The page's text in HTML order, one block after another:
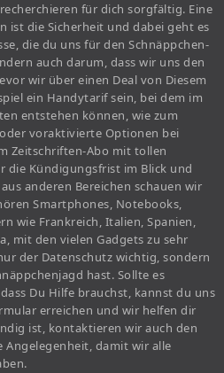
für dich sorgfältig. Eine
ist die Sicherheit und dabei geht es
die du uns für den Schnäppchen-
auch darum, dass wir uns den
wir über einen Deal von Diesem
ein Handytarif sein, bei dem im
entstehen können, wie zum
voraktivierte Optionen bei
Zeitschriften-Abo mit tollen
die Kündigungsfrist im Blick und
anderen Bereichen schauen wir
Smartphones, Notebooks,
wie Frankreich, Italien, Spanien,
mit den vielen Gadgets zu sehr
der Datenschutz wichtig, sondern
hast. Sollte es
Du Hilfe brauchst, kannst du uns
erreichen und wir helfen dir
ist, kontaktieren wir auch den
damit wir alle